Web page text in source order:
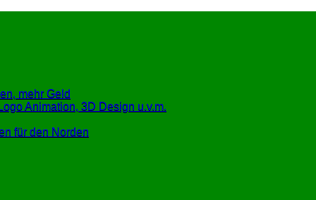
mehr Geld
Animation, 3D Design u.v.m.
für den Norden